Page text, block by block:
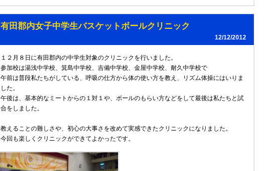
有田郡内女子中学生バスケットボールクリニック
12/12/2012
１２月８日に有田郡内の中学生対象のクリニックを行いました。
参加校は湯浅中学校、箕島中学校、吉備中学校、金屋中学校、耐久中学校で
午前は普段私たちがしている、呼吸の仕方から体の使い方を教え、リズム体操にはいりま
した。
午後は、基本的なミートからの１対１や、ボールのもらい方などをして最後は私たちと試
合をしました。
教えることの難しさや、初心の大事さを改めて実感できたクリニックになりました。
今回も楽しくクリニックができてよかったです。